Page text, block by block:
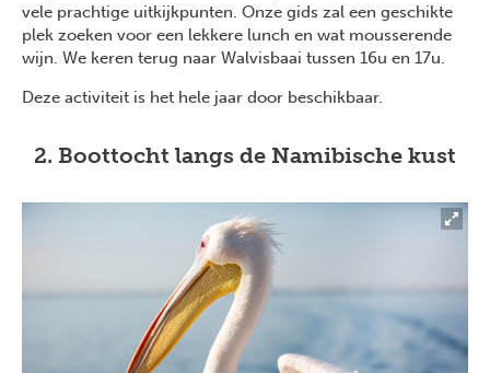
vele prachtige uitkijkpunten. Onze gids zal een geschikte
plek zoeken voor een lekkere lunch en wat mousserende
wijn. We keren terug naar Walvisbaai tussen 16u en 17u.
Deze activiteit is het hele jaar door beschikbaar.
2. Boottocht langs de Namibische kust